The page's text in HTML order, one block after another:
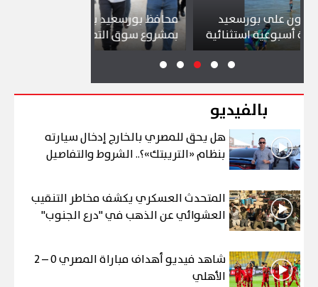
محافظ بورسعيد يتابع سير العمل
بمشروع سوق التصنيع الجديد
بالفيديو
هل يحق للمصري بالخارج إدخال سيارته
بنظام «التريبتك»؟.. الشروط والتفاصيل
المتحدث العسكري يكشف مخاطر التنقيب
العشوائي عن الذهب في "درع الجنوب"
شاهد فيديو أهداف مباراة المصري 0 – 2
الأهلي